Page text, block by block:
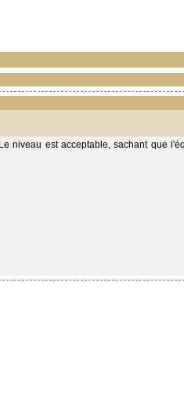
est acceptable, sachant que